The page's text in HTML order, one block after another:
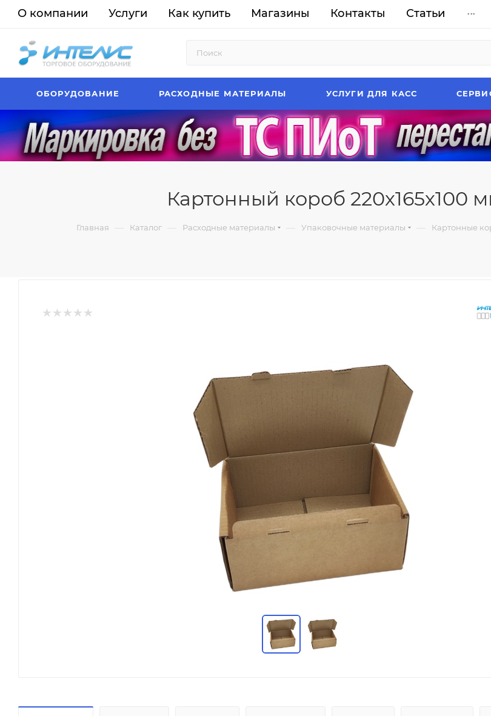
О компании Услуги Как купить Магазины Контакты Статьи ...
ОБОРУДОВАНИЕ РАСХОДНЫЕ МАТЕРИАЛЫ УСЛУГИ ДЛЯ КАСС
Картонный короб 220х165х100
Главная — Каталог — Расходные материалы — Упаковочные материалы — Картонные